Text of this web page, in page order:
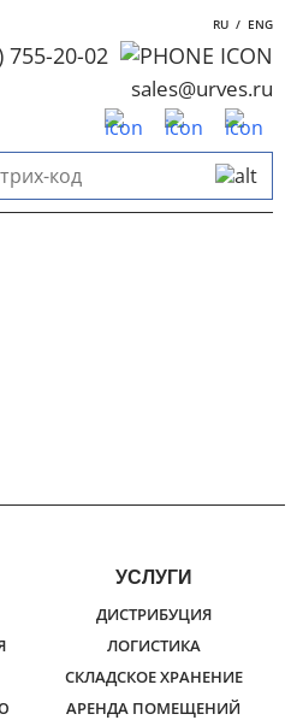
RU / ENG
755-20-02
sales@urves.ru
УСЛУГИ
ДИСТРИБУЦИЯ
ЛОГИСТИКА
СКЛАДСКОЕ ХРАНЕНИЕ
АРЕНДА ПОМЕЩЕНИЙ